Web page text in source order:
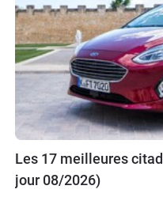
Les 17 meilleures
jour 08/2026)